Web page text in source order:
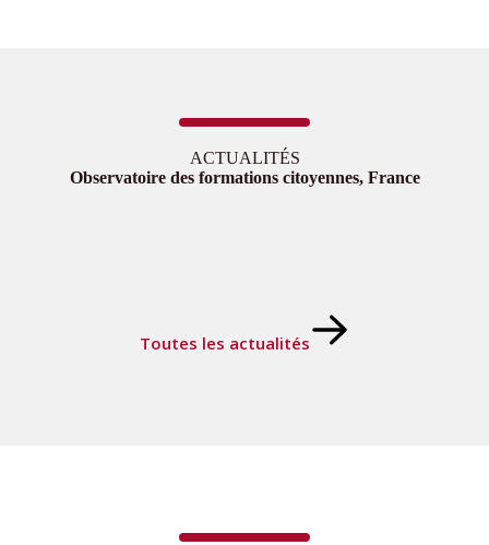
ACTUALITÉS
Observatoire des formations citoyennes, France
Toutes les actualités